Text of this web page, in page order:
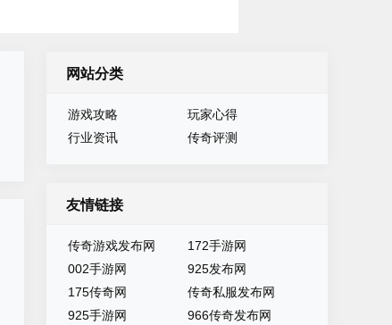
网站分类
游戏攻略
玩家心得
行业资讯
传奇评测
友情链接
传奇游戏发布网
172手游网
002手游网
925发布网
175传奇网
传奇私服发布网
925手游网
966传奇发布网